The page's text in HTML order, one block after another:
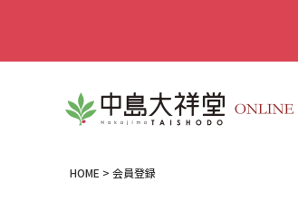
HOME 会員登録